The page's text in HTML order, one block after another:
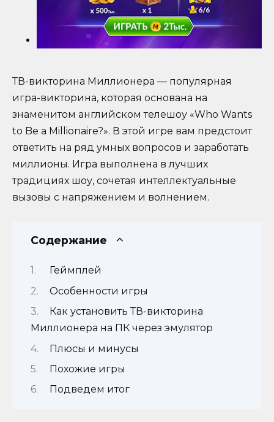
ТВ-викторина Миллионера — популярная
игра-викторина, которая основана на
знаменитом английском телешоу «Who Wants
to Be a Millionaire?». В этой игре вам предстоит
ответить на ряд умных вопросов и заработать
миллионы. Игра выполнена в лучших
традициях шоу, сочетая интеллектуальные
вызовы с напряжением и волнением.
Содержание
Геймплей
Особенности игры
Как установить ТВ-викторина
Миллионера на ПК через эмулятор
Плюсы и минусы
Похожие игры
Подведем итог